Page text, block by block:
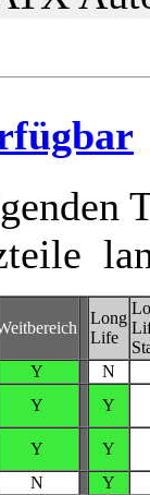
Long
Life
Y
N
Y
Y
Y
Y
N
Y